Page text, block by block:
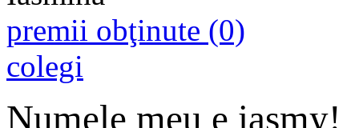
premii obţinute (0)
colegi
Numele meu e iasmy!